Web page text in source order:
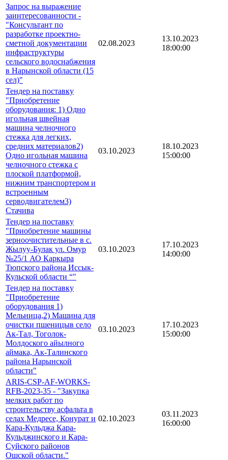
Запрос на выражение
заинтересованности -
"Консультант по
разработке проектно-
сметной документации
инфраструктуры
сельского водоснабжения
в Нарынской области (15
сел)"
02.08.2023
13.10.2023
18:00:00
Тендер на поставку
"Приобретение
оборудования: 1) Одно
игольная швейная
машина челночного
стежка для легких,
средних материалов2)
Одно игольная машина
челночного стежка с
плоской платформой,
нижним транспортером и
встроенным
серводвигателем3)
Стачива
03.10.2023
18.10.2023
15:00:00
Тендер на поставку
"Приобретение машины
зерноочистительные в с.
Жылуу-Булак ул. Омур
№25/1 АО Каркыра
Тюпского района Иссык-
Кульской области “"
03.10.2023
17.10.2023
14:00:00
Тендер на поставку
"Приобретение
оборудования 1)
Мельница,2) Машина для
очистки пшеницыв село
Ак-Тал, Тоголок-
Молдоского айылного
аймака, Ак-Талинского
района Нарынской
области"
03.10.2023
17.10.2023
15:00:00
ARIS-CSP-AF-WORKS-
RFB-2023-35 - "Закупка
мелких работ по
строительству асфальта в
селах Медресе, Конурат и
Кара-Кульджа Кара-
Кульджинского и Кара-
Суйского районов
Ошской области."
02.10.2023
03.11.2023
16:00:00